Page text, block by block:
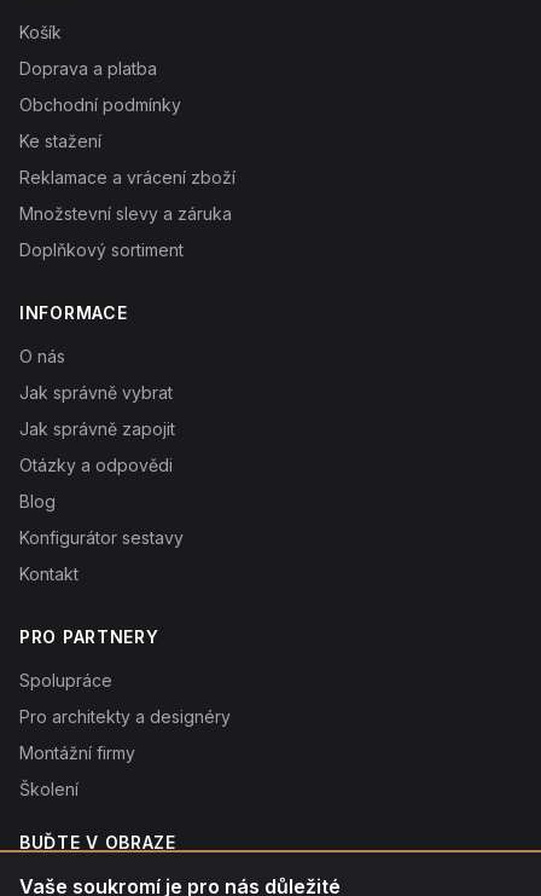
Košík
Doprava a platba
Obchodní podmínky
Ke stažení
Reklamace a vrácení zboží
Množstevní slevy a záruka
Doplňkový sortiment
INFORMACE
O nás
Jak správně vybrat
Jak správně zapojit
Otázky a odpovědi
Blog
Konfigurátor sestavy
Kontakt
PRO PARTNERY
Spolupráce
Pro architekty a designéry
Montážní firmy
Školení
BUĎTE V OBRAZE
Novinky o produktech, tipy a slevy. Typicky 1× týdně.
Vaše soukromí je pro nás důležité